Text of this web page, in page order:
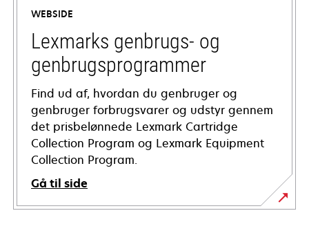
new
tab
WEBSIDE
Lexmarks genbrugs- og
genbrugsprogrammer
Find ud af, hvordan du genbruger og
genbruger forbrugsvarer og udstyr gennem
det prisbelønnede Lexmark Cartridge
Collection Program og Lexmark Equipment
Collection Program.
Gå til side